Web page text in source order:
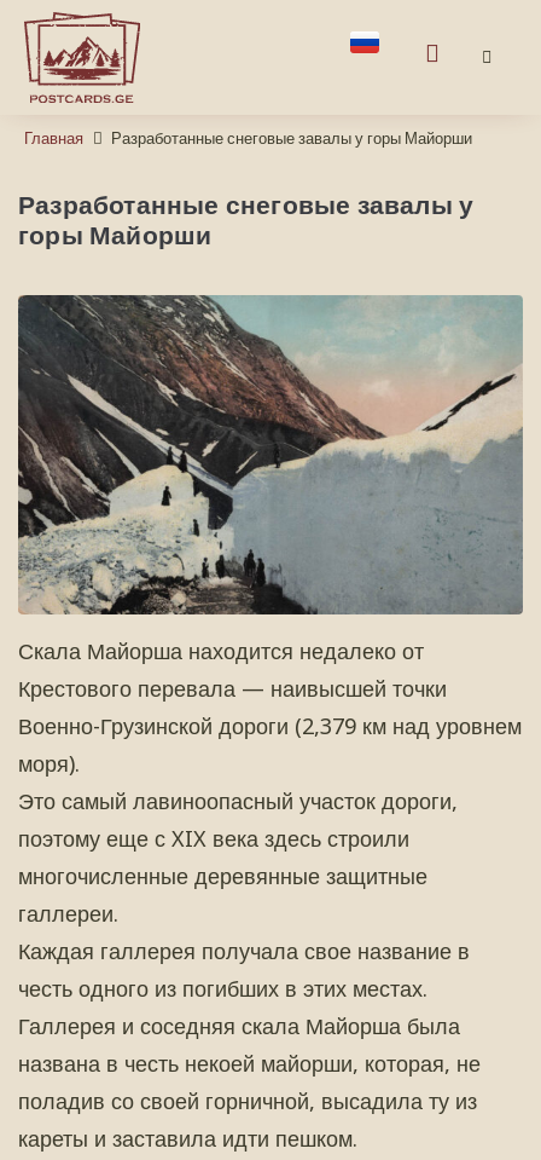
Главная Разработанные снеговые завалы у горы Майорши
Разработанные снеговые завалы у
горы Майорши
Скала Майорша находится недалеко от
Крестового перевала — наивысшей точки
Военно-Грузинской дороги (2,379 км над уровнем
моря).
Это самый лавиноопасный участок дороги,
поэтому еще с XIX века здесь строили
многочисленные деревянные защитные
галлереи.
Каждая галлерея получала свое название в
честь одного из погибших в этих местах.
Галлерея и соседняя скала Майорша была
названа в честь некоей майорши, которая, не
поладив со своей горничной, высадила ту из
кареты и заставила идти пешком.